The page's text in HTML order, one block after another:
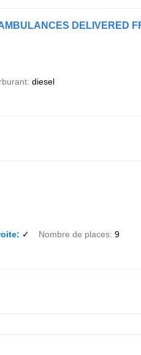
DELIVERED
diesel
✓ Nombre de places 9